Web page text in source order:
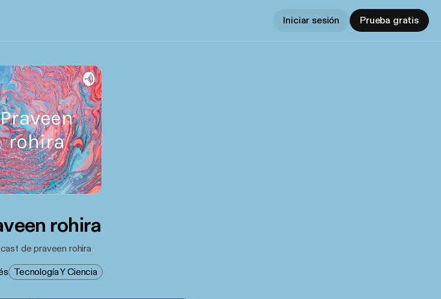
Iniciar sesión Prueba gratis
rohira
de praveen rohira
Tecnología Y Ciencia